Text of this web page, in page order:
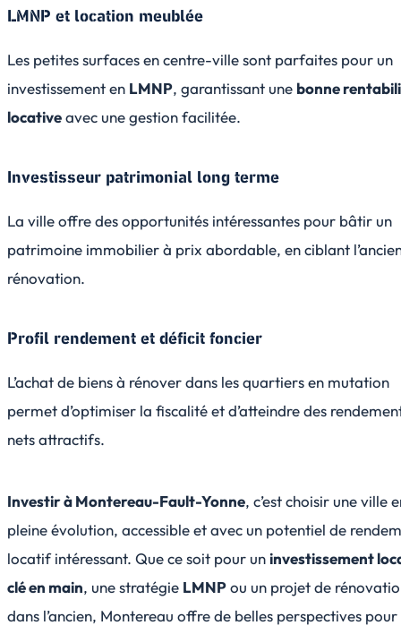
LMNP et location meublée
Les petites surfaces en centre-ville sont parfaites pour un
investissement en LMNP, garantissant une bonne
locativeavec une gestion facilitée.
Investisseur patrimonial long terme
La ville offre des opportunités intéressantes pour bâtir un
patrimoine immobilier à prix abordable, en ciblant
rénovation.
Profil rendement et déficit foncier
L’achat de biens à rénover dans les quartiers en mutation
permet d’optimiser la fiscalité et d’atteindre des
nets attractifs.
Investir à Montereau-Fault-Yonne, c’est choisir une ville
pleine évolution, accessible et avec un potentiel de
locatif intéressant. Que ce soit pour uninvestissement
clé en main, une stratégie LMNPou un projet de
dans l’ancien, Montereau offre de belles perspectives pour